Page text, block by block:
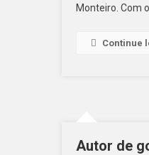
Monteiro. Com
Continue
Autor de